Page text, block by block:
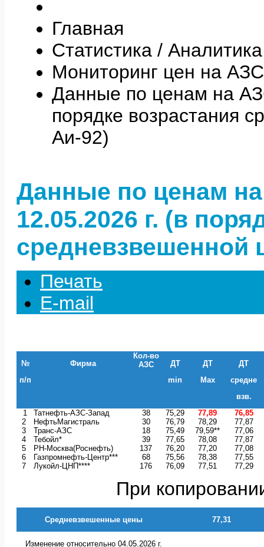
Главная
Статистика / Аналитика
Мониторинг цен на
Данные по ценам на
порядке возрастания
Аи-92)
Данные по ценам
12.05.2026 г. (в
средневзвешенной
Печать
E-mail
№
п/п
Фирма
Кол-во
АЗС
ДТ
min
ДТ
Max
ДТ
средне
взв.
1
Татнефть-АЗС-Запад 38 75,29 77,89
76,85
2
НефтьМагистраль 30 76,79 78,29
77,87
3
Транс-АЗС 18 75,49 79,59**
77,06
4
Тебойл* 39 77,65 78,08
77,87
5
РН-Москва(Роснефть) 137 76,20 77,20
77,08
6
Газпромнефть-Центр*** 68 75,56 78,38
77,55
7
Лукойл-ЦНП**** 176 76,09 77,51 77,29
При
Средневзвешенные цены 77,31
Изменение относительно 04.05.2026 г.